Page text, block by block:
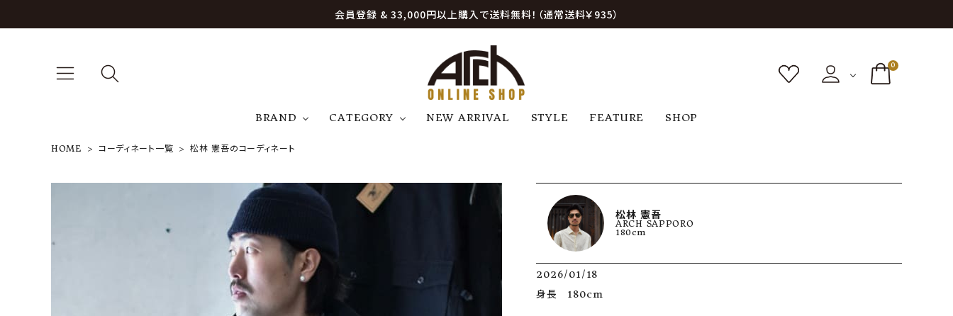
会員登録 & 33,000円以上購入で送料無料！（通常送料￥935）
0
BRAND
K N
CATEGORY
帽子
アクセサリー ファッション雑貨 ヴィンテージ
NEW ARRIVAL STYLE FEATURE SHOP
NEW ARRIVAL
HOME コーディネート一覧 松林 憲吾のコーディネート
松林 憲吾
ARCH SAPPORO
180cm
2026/01/18
身長　180cm